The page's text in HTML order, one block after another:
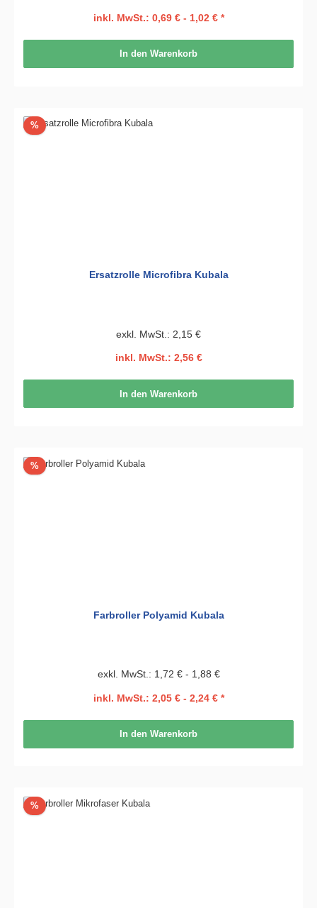
inkl. MwSt.: 0,69 € - 1,02 € *
In den Warenkorb
%Rabatt
Ersatzrolle Microfibra Kubala
exkl. MwSt.: 2,15 €
inkl. MwSt.: 2,56 €
In den Warenkorb
%Rabatt
Farbroller Polyamid Kubala
exkl. MwSt.: 1,72 € - 1,88 €
inkl. MwSt.: 2,05 € - 2,24 € *
In den Warenkorb
%Rabatt